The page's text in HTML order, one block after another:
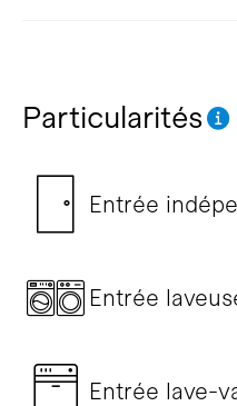
Particularités
Entrée
Entrée
Entrée lave-